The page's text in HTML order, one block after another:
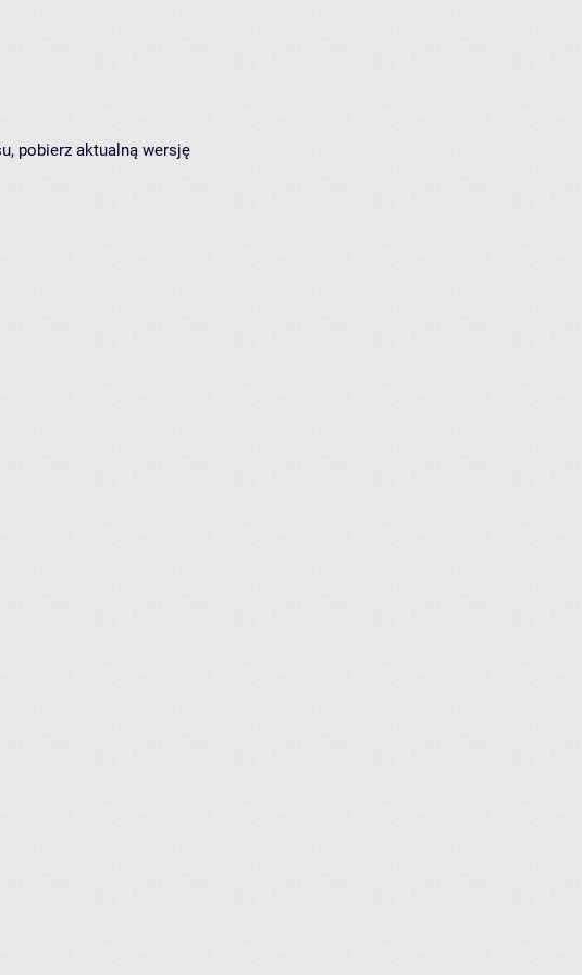
pobierz aktualną wersję